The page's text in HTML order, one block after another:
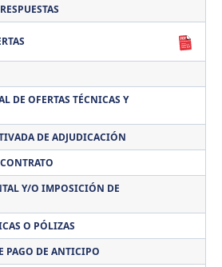
DE OFERTAS TÉCNICAS Y
DE ADJUDICACIÓN
Y/O IMPOSICIÓN DE
O PÓLIZAS
PAGO DE ANTICIPO